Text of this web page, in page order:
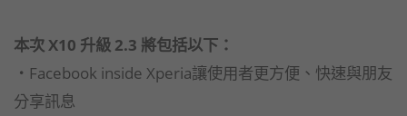
本次 X10 升級 2.3 將包括以下：
‧Facebook inside Xperia讓使用者更方便、快速與朋友
分享訊息